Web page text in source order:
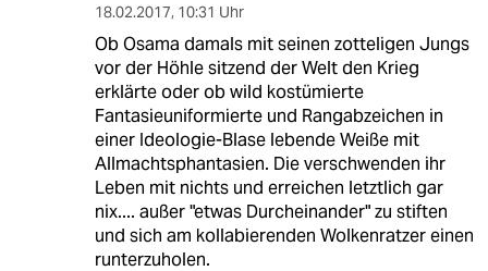
18.02.2017, 10:31 Uhr
Ob Osama damals mit seinen zotteligen Jungs
vor der Höhle sitzend der Welt den Krieg
erklärte oder ob wild kostümierte
Fantasieuniformierte und Rangabzeichen in
einer Ideologie-Blase lebende Weiße mit
Allmachtsphantasien. Die verschwenden ihr
Leben mit nichts und erreichen letztlich gar
nix.... außer "etwas Durcheinander" zu stiften
und sich am kollabierenden Wolkenratzer einen
runterzuholen.